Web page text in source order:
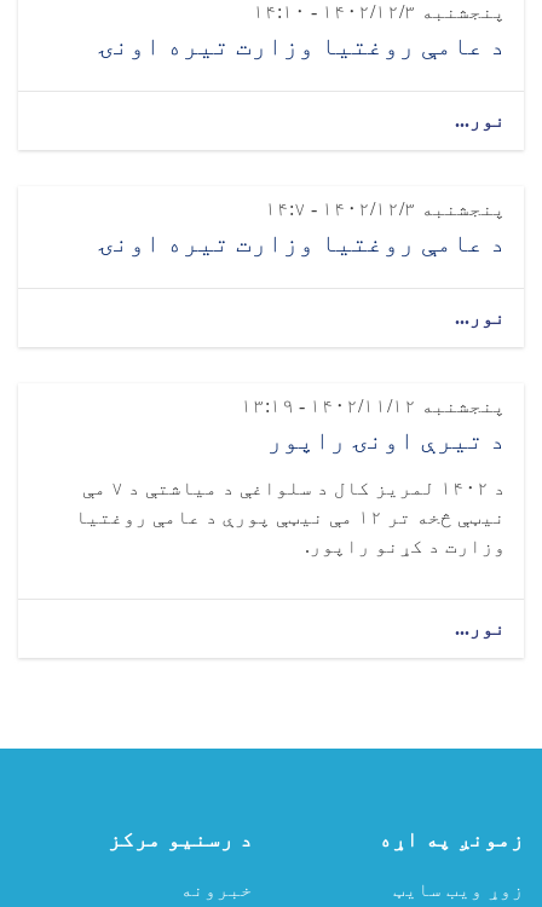
پنجشنبه ۱۴۰۲/۱۲/۳ - ۱۴:۱۰
د عامې روغتیا وزارت تیره اونۍ
نور...
پنجشنبه ۱۴۰۲/۱۲/۳ - ۱۴:۷
د عامې روغتیا وزارت تیره اونۍ
نور...
پنجشنبه ۱۴۰۲/۱۱/۱۲ - ۱۳:۱۹
د تیرې اونۍ راپور
د ۱۴۰۲ لمریز کال د سلواغې د میاشتې د ۷ مې
نیټې څخه تر ۱۲ مې نیټې پورې د عامې روغتیا
وزارت د کړنو راپور.
نور...
زمونږ په اړه
زوړ ویب سایټ
د رسنیو مرکز
خبرونه